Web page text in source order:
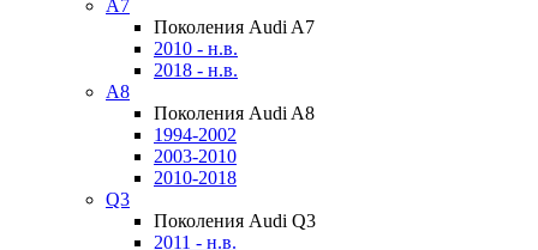
A7
Поколения Audi A7
2010 - н.в.
2018 - н.в.
A8
Поколения Audi A8
1994-2002
2003-2010
2010-2018
Q3
Поколения Audi Q3
2011 - н.в.